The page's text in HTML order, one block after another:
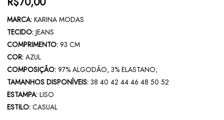
MARCA:KARINA MODAS
TECIDO:JEANS
COMPRIMENTO:93 CM
COR:AZUL
COMPOSIÇÃO:97% ALGODÃO, 3% ELASTANO;
TAMANHOS DISPONÍVEIS:38 40 42 44 46 48 50 52
ESTAMPA:LISO
ESTILO:CASUAL